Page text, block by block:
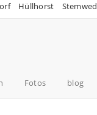
Hüllhorst
Fotos blog